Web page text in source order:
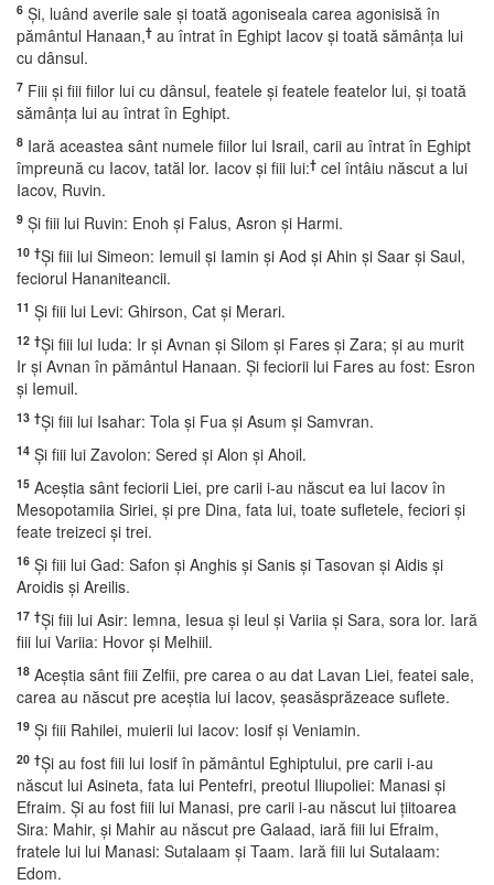
6 Şi, luând averile sale şi toată agoniseala carea agonisisă în
pământul Hanaan,† au întrat în Eghipt Iacov şi toată sămânţa lui
cu dânsul.
7 Fiii şi fiii fiilor lui cu dânsul, featele şi featele featelor lui, şi toată
sămânţa lui au întrat în Eghipt.
8 Iară aceastea sânt numele fiilor lui Israil, carii au întrat în Eghipt
împreună cu Iacov, tatăl lor. Iacov şi fiii lui:† cel întâiu născut a lui
Iacov, Ruvin.
9 Şi fiii lui Ruvin: Enoh şi Falus, Asron şi Harmi.
10 †Şi fiii lui Simeon: Iemuil şi Iamin şi Aod şi Ahin şi Saar şi Saul,
feciorul Hananiteancii.
11 Şi fiii lui Levi: Ghirson, Cat şi Merari.
12 †Şi fiii lui Iuda: Ir şi Avnan şi Silom şi Fares şi Zara; şi au murit
Ir şi Avnan în pământul Hanaan. Şi feciorii lui Fares au fost: Esron
şi Iemuil.
13 †Şi fiii lui Isahar: Tola şi Fua şi Asum şi Samvran.
14 Şi fiii lui Zavolon: Sered şi Alon şi Ahoil.
15 Aceştia sânt feciorii Liei, pre carii i-au născut ea lui Iacov în
Mesopotamiia Siriei, şi pre Dina, fata lui, toate sufletele, feciori şi
feate treizeci şi trei.
16 Şi fiii lui Gad: Safon şi Anghis şi Sanis şi Tasovan şi Aidis şi
Aroidis şi Areilis.
17 †Şi fiii lui Asir: Iemna, Iesua şi Ieul şi Variia şi Sara, sora lor. Iară
fiii lui Variia: Hovor şi Melhiil.
18 Aceştia sânt fiii Zelfii, pre carea o au dat Lavan Liei, featei sale,
carea au născut pre aceştia lui Iacov, şeasăsprăzeace suflete.
19 Şi fiii Rahilei, muierii lui Iacov: Iosif şi Veniamin.
20 †Şi au fost fiii lui Iosif în pământul Eghiptului, pre carii i-au
născut lui Asineta, fata lui Pentefri, preotul Iliupoliei: Manasi şi
Efraim. Şi au fost fiii lui Manasi, pre carii i-au născut lui ţiitoarea
Sira: Mahir, şi Mahir au născut pre Galaad, iară fiii lui Efraim,
fratele lui lui Manasi: Sutalaam şi Taam. Iară fiii lui Sutalaam:
Edom.